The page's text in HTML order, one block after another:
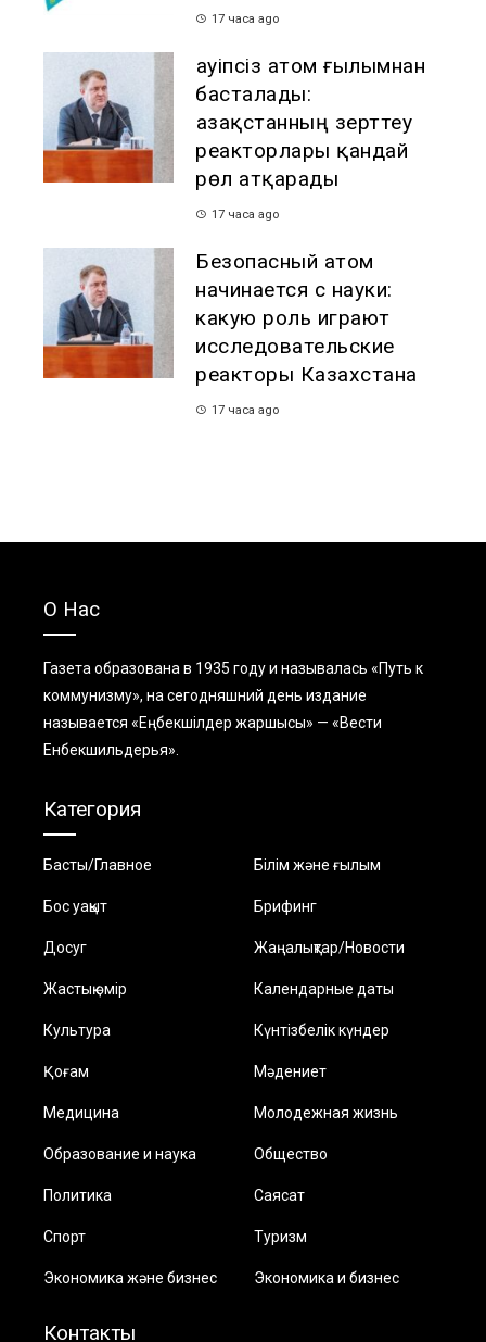
17 часа ago
Қауіпсіз атом ғылымнан
басталады:
Қазақстанның зерттеу
реакторлары қандай
рөл атқарады
17 часа ago
Безопасный атом
начинается с науки:
какую роль играют
исследовательские
реакторы Казахстана
17 часа ago
О Нас
Газета образована в 1935 году и называлась «Путь к
коммунизму», на сегодняшний день издание
называется «Еңбекшiлдер жаршысы» — «Вести
Енбекшильдерья».
Категория
Басты/Главное Білім және ғылым
Бос уақыт Брифинг
Досуг Жаңалықтар/Новости
Жастық өмір Календарные даты
Культура Күнтізбелік күндер
Қоғам Мәдениет
Медицина Молодежная жизнь
Образование и наука Общество
Политика Саясат
Спорт Туризм
Экономика және бизнес Экономика и бизнес
Контакты